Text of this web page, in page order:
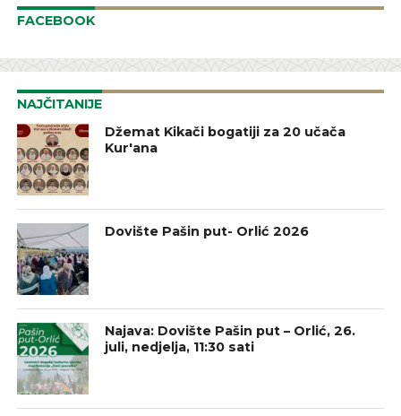
FACEBOOK
NAJČITANIJE
Džemat Kikači bogatiji za 20 učača
Kur'ana
Dovište Pašin put- Orlić 2026
Najava: Dovište Pašin put – Orlić, 26.
juli, nedjelja, 11:30 sati